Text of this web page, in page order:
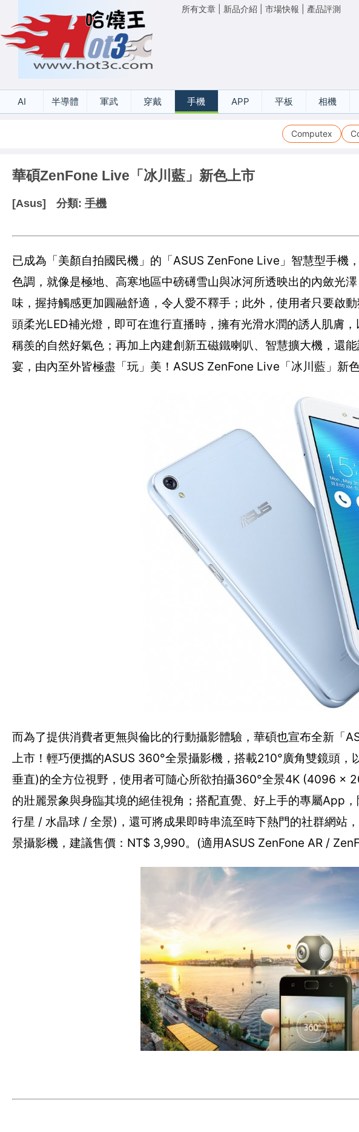
所有文章 新品介紹 市場快報 產品評測
AI 半導體 軍武 穿戴 手機 APP 平板 相機
Computex
華碩ZenFone Live「冰川藍」新色上市
[Asus] 分類: 手機
已成為「美顏自拍國民機」的「ASUS ZenFone Live」智慧型手機
色調，就像是極地、高寒地區中磅礡雪山與冰河所透映出的內斂光
味，握持觸感更加圓融舒適，令人愛不釋手；此外，使用者只要啟
頭柔光LED補光燈，即可在進行直播時，擁有光滑水潤的誘人肌膚
稱羨的自然好氣色；再加上內建創新五磁鐵喇叭、智慧擴大機，還
宴，由內至外皆極盡「玩」美！ASUS ZenFone Live「冰川藍」新
而為了提供消費者更無與倫比的行動攝影體驗，華碩也宣布全新「
上市！輕巧便攜的ASUS 360°全景攝影機，搭載210°廣角雙鏡頭
垂直)的全方位視野，使用者可隨心所欲拍攝360°全景4K (4096 x
的壯麗景象與身臨其境的絕佳視角；搭配直覺、好上手的專屬App
行星 / 水晶球 / 全景)，還可將成果即時串流至時下熱門的社群網站
景攝影機，建議售價：NT$ 3,990。(適用ASUS ZenFone AR /